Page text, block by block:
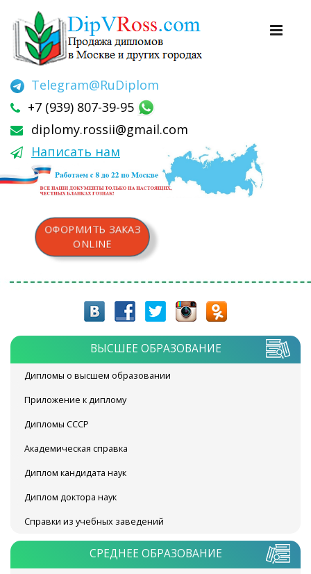
Telegram@RuDiplom
+7 (939) 807-39-95
diplomy.rossii@gmail.com
Написать нам
ОФОРМИТЬ ЗАКАЗ
ONLINE
ВЫСШЕЕ ОБРАЗОВАНИЕ
Дипломы о высшем образовании
Приложение к диплому
Дипломы СССР
Академическая справка
Диплом кандидата наук
Диплом доктора наук
Справки из учебных заведений
СРЕДНЕЕ ОБРАЗОВАНИЕ